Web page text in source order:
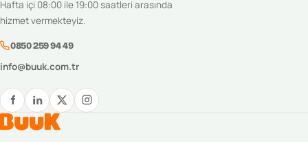
Hafta içi 08:00 ile 19:00 saatleri arasında
hizmet vermekteyiz.
0850 259 94 49
info@buuk.com.tr